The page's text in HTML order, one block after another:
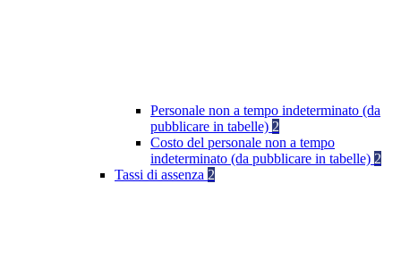
Personale non a tempo indeterminato (da
pubblicare in tabelle) 2
Costo del personale non a tempo
indeterminato (da pubblicare in tabelle) 2
Tassi di assenza 2